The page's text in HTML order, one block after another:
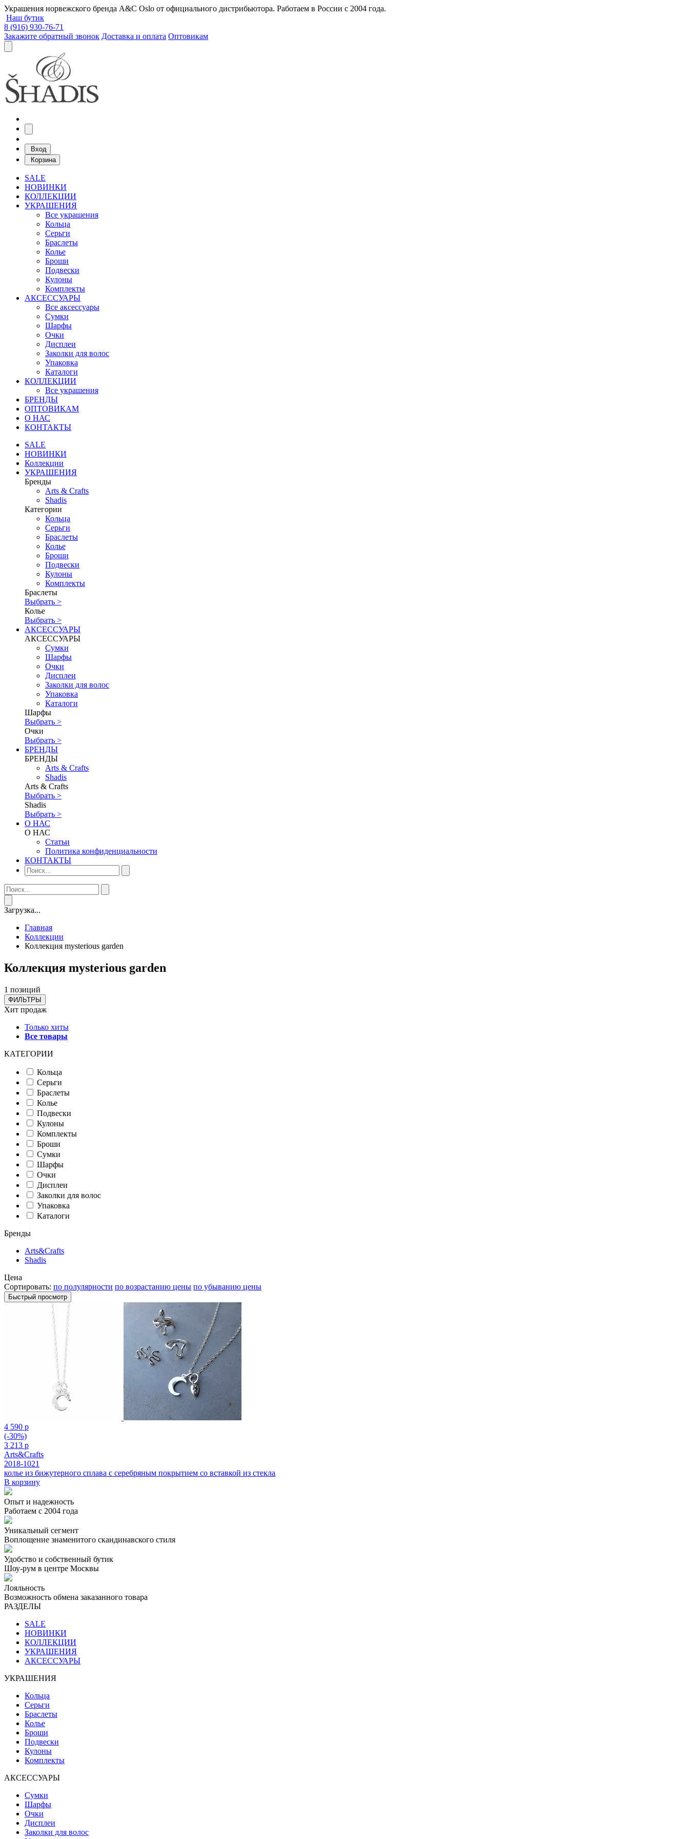
Украшения норвежского бренда A&C Oslo от официального дистрибьютора. Работаем в России с 2004 года.
Наш бутик
8 (916) 930-76-71
Закажите обратный звонок Доставка и оплата Оптовикам
Вход
Корзина
SALE
НОВИНКИ
КОЛЛЕКЦИИ
УКРАШЕНИЯ
Все украшения
Кольца
Серьги
Браслеты
Колье
Броши
Подвески
Кулоны
Комплекты
АКСЕССУАРЫ
Все аксессуары
Сумки
Шарфы
Очки
Дисплеи
Заколки для волос
Упаковка
Каталоги
КОЛЛЕКЦИИ
Все украшения
БРЕНДЫ
ОПТОВИКАМ
О НАС
КОНТАКТЫ
SALE
НОВИНКИ
Коллекции
УКРАШЕНИЯ
Бренды
Аrts & Сrafts
Shadis
Категории
Кольца
Серьги
Браслеты
Колье
Броши
Подвески
Кулоны
Комплекты
Браслеты
Выбрать >
Колье
Выбрать >
АКСЕССУАРЫ
АКСЕССУАРЫ
Сумки
Шарфы
Очки
Дисплеи
Заколки для волос
Упаковка
Каталоги
Шарфы
Выбрать >
Очки
Выбрать >
БРЕНДЫ
БРЕНДЫ
Аrts & Сrafts
Shadis
Аrts & Сrafts
Выбрать >
Shadis
Выбрать >
О НАС
О НАС
Статьи
Политика конфиденциальности
КОНТАКТЫ
Загрузка...
Главная
Коллекции
Коллекция mysterious garden
Коллекция mysterious garden
1 позиций
ФИЛЬТРЫ
Хит продаж
Только хиты
Все товары
КАТЕГОРИИ
Кольца
Серьги
Браслеты
Колье
Подвески
Кулоны
Комплекты
Броши
Сумки
Шарфы
Очки
Дисплеи
Заколки для волос
Упаковка
Каталоги
Бренды
Arts&Crafts
Shadis
Цена
Сортировать: по полулярности по возрастанию цены по убыванию цены
Быстрый просмотр
4 590 р
(-30%)
3 213 р
Arts&Crafts
2018-1021
колье из бижутерного сплава с серебряным покрытием cо вставкой из стекла
В корзину
Опыт и надежность
Работаем с 2004 года
Уникальный сегмент
Воплощение знаменитого скандинавского стиля
Удобство и собственный бутик
Шоу-рум в центре Москвы
Лояльность
Возможность обмена заказанного товара
РАЗДЕЛЫ
SALE
НОВИНКИ
КОЛЛЕКЦИИ
УКРАШЕНИЯ
АКСЕССУАРЫ
УКРАШЕНИЯ
Кольца
Серьги
Браслеты
Колье
Броши
Подвески
Кулоны
Комплекты
АКСЕССУАРЫ
Сумки
Шарфы
Очки
Дисплеи
Заколки для волос